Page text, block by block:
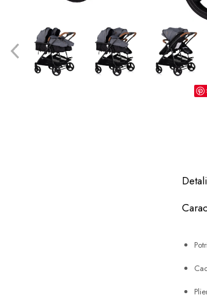
Produse îngrijire copii
Igiena copii